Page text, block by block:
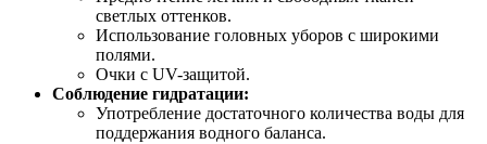
светлых оттенков.
Использование головных уборов с широкими
полями.
Очки с UV-защитой.
Соблюдение гидратации:
Употребление достаточного количества воды для
поддержания водного баланса.